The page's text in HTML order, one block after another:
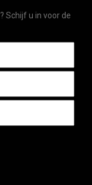
Schijf u in voor de